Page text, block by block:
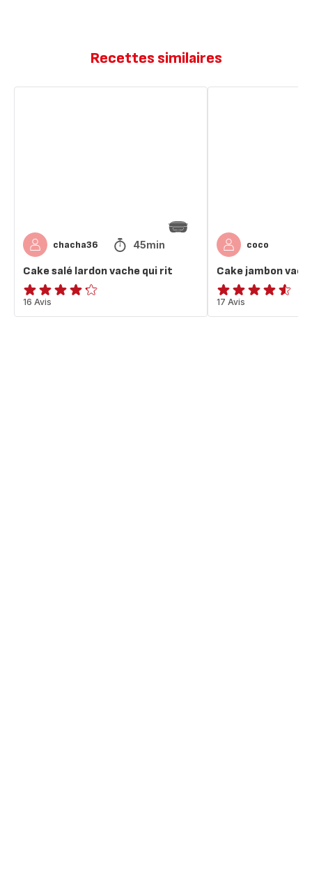
Recettes similaires
chacha36 45min
Cake salé lardon vache qui rit
ratings.4.2
16 Avis
coco
Cake jambon
ratings.4.5
17 Avis